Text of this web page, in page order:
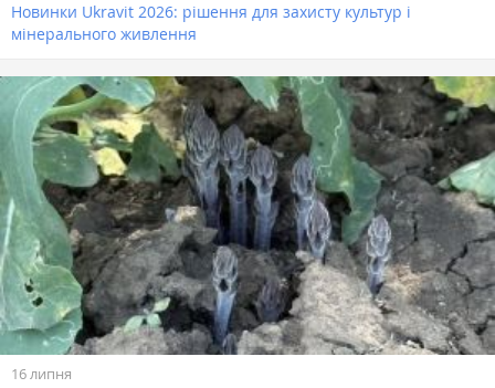
Новинки Ukravit 2026: рішення для захисту культур і
мінерального живлення
16 липня